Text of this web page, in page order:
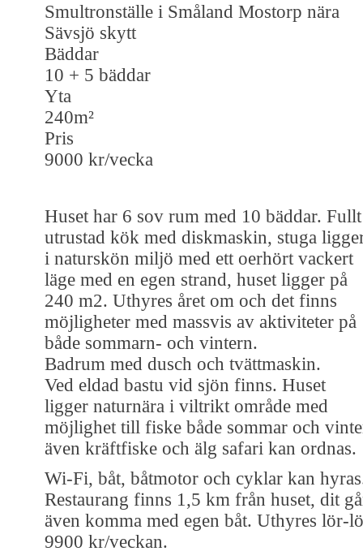
Smultronställe i Småland Mostorp nära
Sävsjö skytt
Bäddar
10 + 5 bäddar
Yta
240m²
Pris
9000 kr/vecka
Huset har 6 sov rum med 10 bäddar. Fullt
utrustad kök med diskmaskin, stuga
i naturskön miljö med ett oerhört vackert
läge med en egen strand, huset ligger på
240 m2. Uthyres året om och det finns
möjligheter med massvis av aktiviteter på
både sommarn- och vintern.
Badrum med dusch och tvättmaskin.
Ved eldad bastu vid sjön finns. Huset
ligger naturnära i viltrikt område med
möjlighet till fiske både sommar och
även kräftfiske och älg safari kan ordnas.
Wi-Fi, båt, båtmotor och cyklar kan
Restaurang finns 1,5 km från huset, dit
även komma med egen båt. Uthyres lör-
9900 kr/veckan.